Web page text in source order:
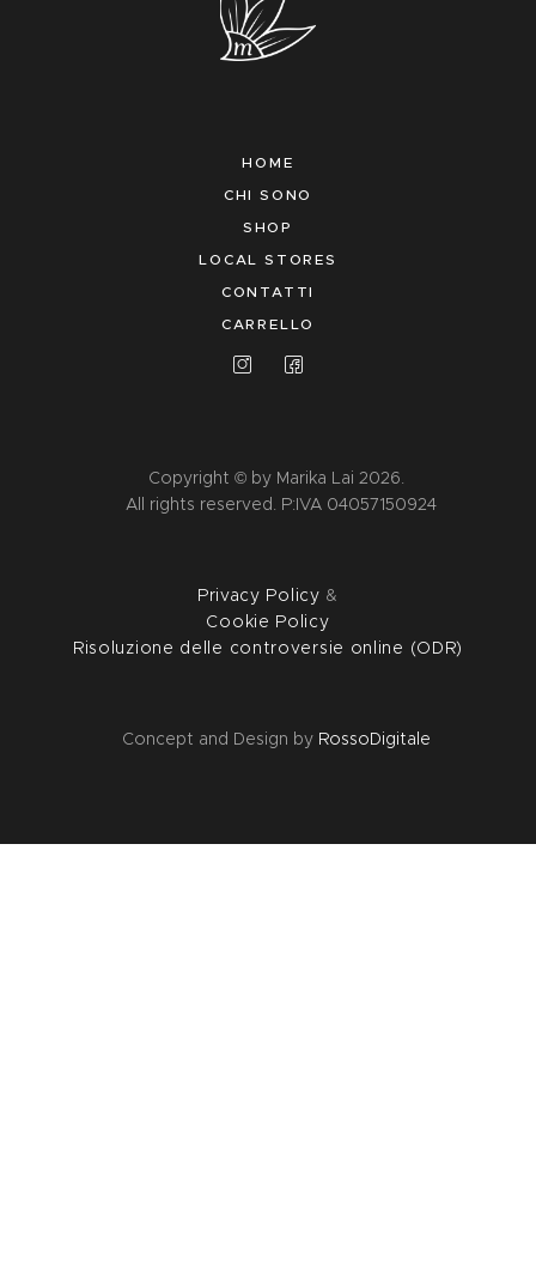
HOME
CHI SONO
SHOP
LOCAL STORES
CONTATTI
CARRELLO
Copyright © by Marika Lai 2026.
All rights reserved. P:IVA 04057150924
Privacy Policy &
Cookie Policy
Risoluzione delle controversie online (ODR)
Concept and Design by RossoDigitale